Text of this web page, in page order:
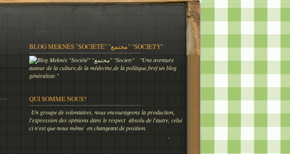
BLOG MEKNÈS "SOCIÉTÉ" "مجتمع" "SOCIETY"
"Une aventure
autour de la culture,de la médecine,de la politique,bref un blog
généraliste "
QUI SOMME NOUS?
Un groupe de volontaires, nous encourageons la production,
l'expression des opinions dans le respect absolu de l'autre, celui
ci n'est que nous même en changeant de position.